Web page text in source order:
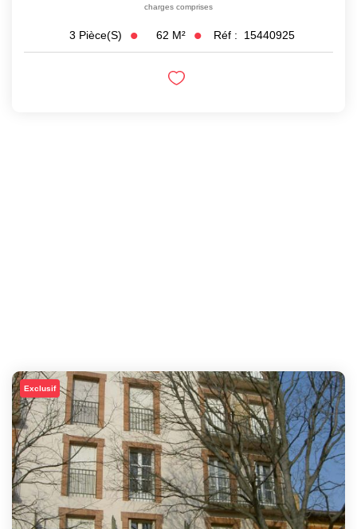
charges comprises
3 Pièce(s) 62 M² Réf : 15440925
Exclusif